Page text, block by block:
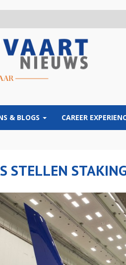
& BLOGS CAREER
STELLEN